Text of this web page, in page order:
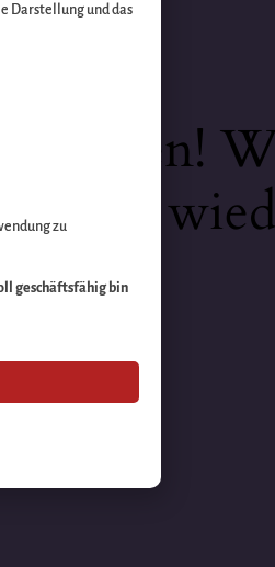
bald
Darstellung und das
zu
geschäftsfähig bin